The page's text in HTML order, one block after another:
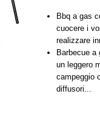
Bbq a gas
cuocere i
realizzare
Barbecue
un leggero
campeggio
diffusori...